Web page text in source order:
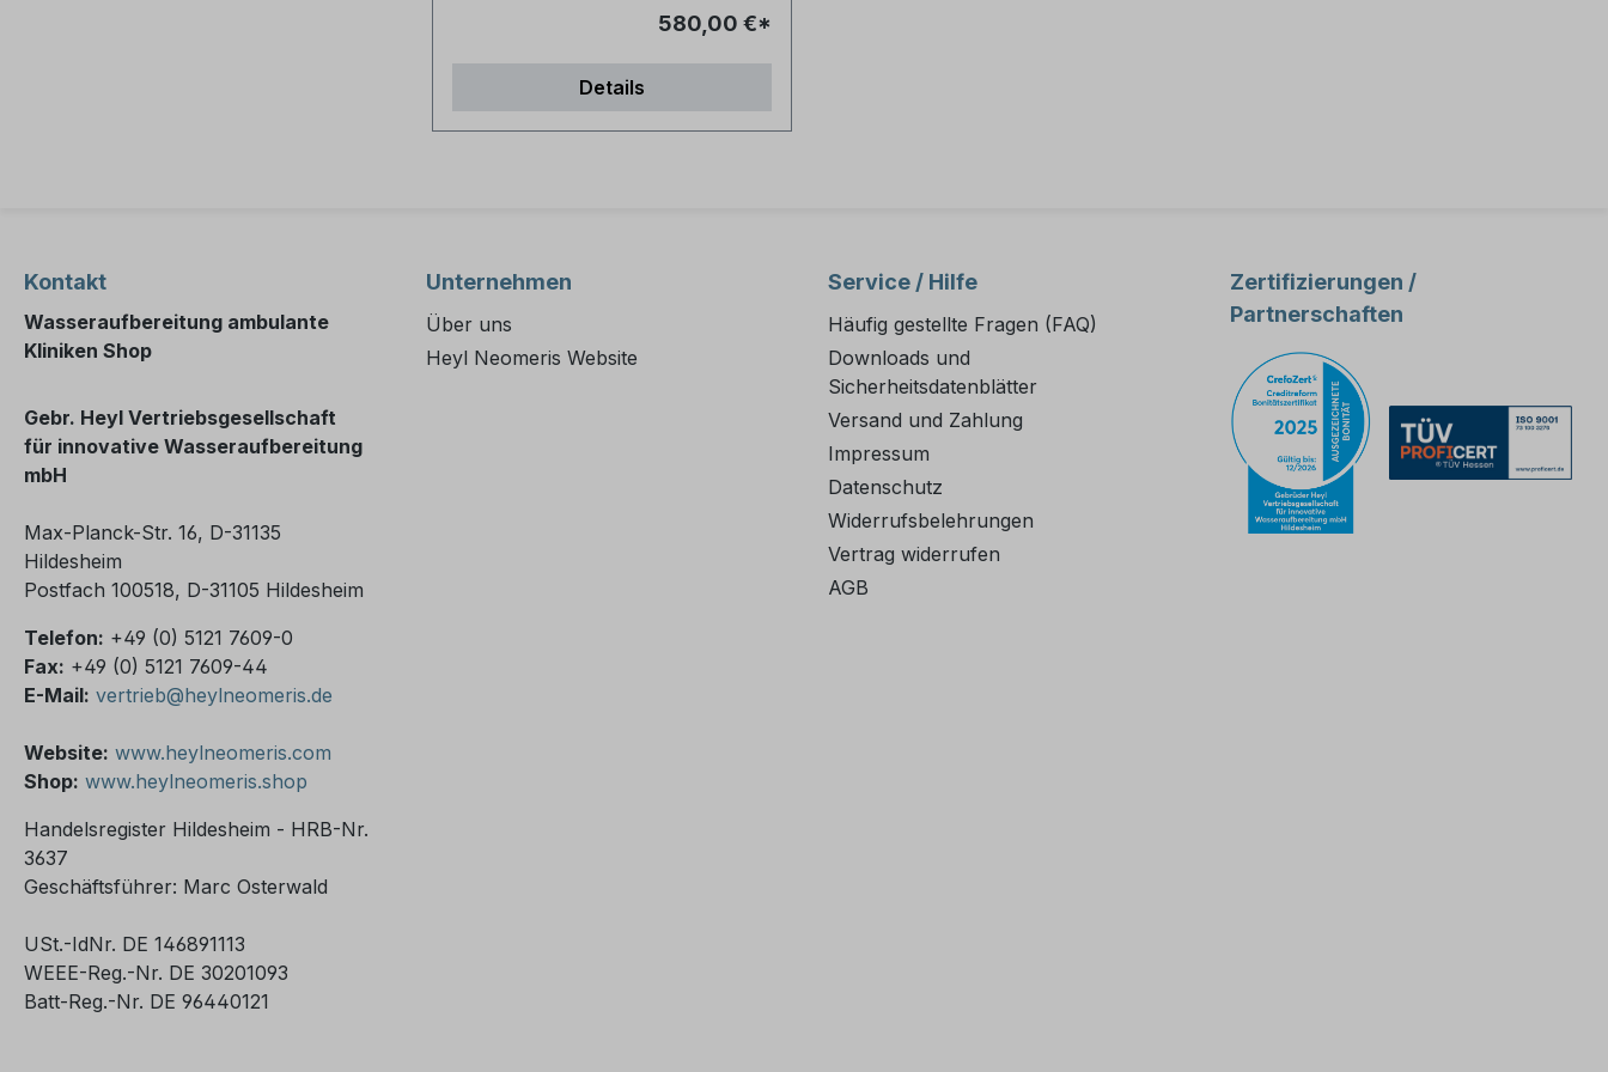
580,00 €*
Details
Kontakt
Wasseraufbereitung ambulante
Kliniken Shop
Gebr. Heyl Vertriebsgesellschaft
für innovative Wasseraufbereitung
mbH
Max-Planck-Str. 16, D-31135
Hildesheim
Postfach 100518, D-31105 Hildesheim
Telefon: +49 (0) 5121 7609-0
Fax: +49 (0) 5121 7609-44
E-Mail: vertrieb@heylneomeris.de
Website: www.heylneomeris.com
Shop: www.heylneomeris.shop
Handelsregister Hildesheim - HRB-Nr.
3637
Geschäftsführer: Marc Osterwald
USt.-IdNr. DE 146891113
WEEE-Reg.-Nr. DE 30201093
Batt-Reg.-Nr. DE 96440121
Unternehmen
Über uns
Heyl Neomeris Website
Service / Hilfe
Häufig gestellte Fragen (FAQ)
Downloads und
Sicherheitsdatenblätter
Versand und Zahlung
Impressum
Datenschutz
Widerrufsbelehrungen
Vertrag widerrufen
AGB
Zertifizierungen /
Partnerschaften